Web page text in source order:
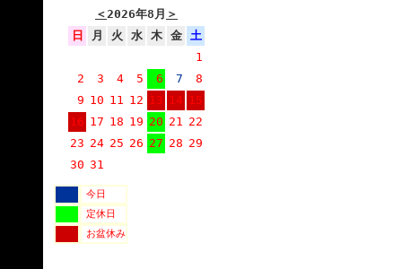
＜2026年8月 ＞
日
月 火 水 木 金
土
1
2
3 4 5 6 7
8
9 10 11 12 13 14 15
16 17 18 19 20 21 22
23 24 25 26 27 28 29
30 31
今日
定休日
お盆休み